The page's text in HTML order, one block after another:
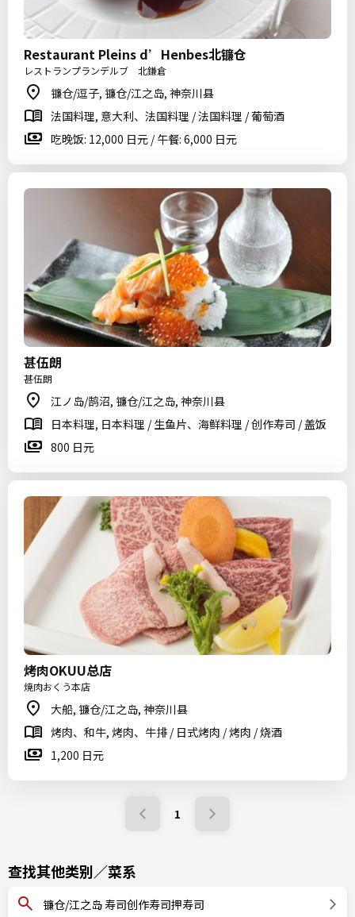
Restaurant Pleins d’Henbes北镰仓
レストランプランデルブ 北鎌倉
镰仓/逗子, 镰仓/江之岛, 神奈川县
法国料理, 意大利、法国料理 / 法国料理 / 葡萄酒
吃晚饭: 12,000 日元 / 午餐: 6,000 日元
甚伍朗
甚伍朗
江ノ岛/鹄沼, 镰仓/江之岛, 神奈川县
日本料理, 日本料理 / 生鱼片、海鲜料理 / 创作寿司 / 盖饭
800 日元
烤肉OKUU总店
焼肉おくう本店
大船, 镰仓/江之岛, 神奈川县
烤肉、和牛, 烤肉、牛排 / 日式烤肉 / 烤肉 / 烧酒
1,200 日元
1
查找其他类别／菜系
镰仓/江之岛 寿司创作寿司押寿司